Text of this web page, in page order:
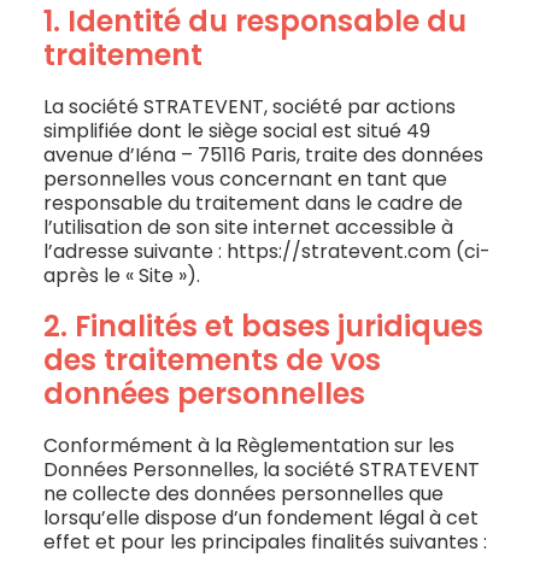
1. Identité du responsable du
traitement
La société STRATEVENT, société par actions
simplifiée dont le siège social est situé 49
avenue d’Iéna – 75116 Paris, traite des données
personnelles vous concernant en tant que
responsable du traitement dans le cadre de
l’utilisation de son site internet accessible à
l’adresse suivante : https://stratevent.com (ci-
après le « Site »).
2. Finalités et bases juridiques
des traitements de vos
données personnelles
Conformément à la Règlementation sur les
Données Personnelles, la société STRATEVENT
ne collecte des données personnelles que
lorsqu’elle dispose d’un fondement légal à cet
effet et pour les principales finalités suivantes :